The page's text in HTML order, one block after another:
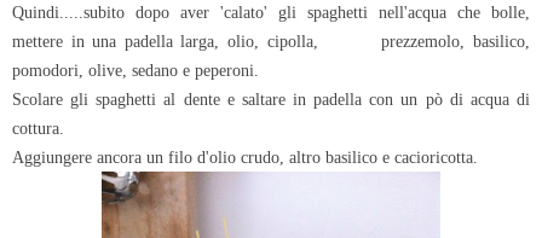
Quindi.....subito dopo aver 'calato' gli spaghetti nell'acqua che bolle,
mettere in una padella larga, olio, cipolla, prezzemolo, basilico,
pomodori, olive, sedano e peperoni.
Scolare gli spaghetti al dente e saltare in padella con un pò di acqua di
cottura.
Aggiungere ancora un filo d'olio crudo, altro basilico e cacioricotta.